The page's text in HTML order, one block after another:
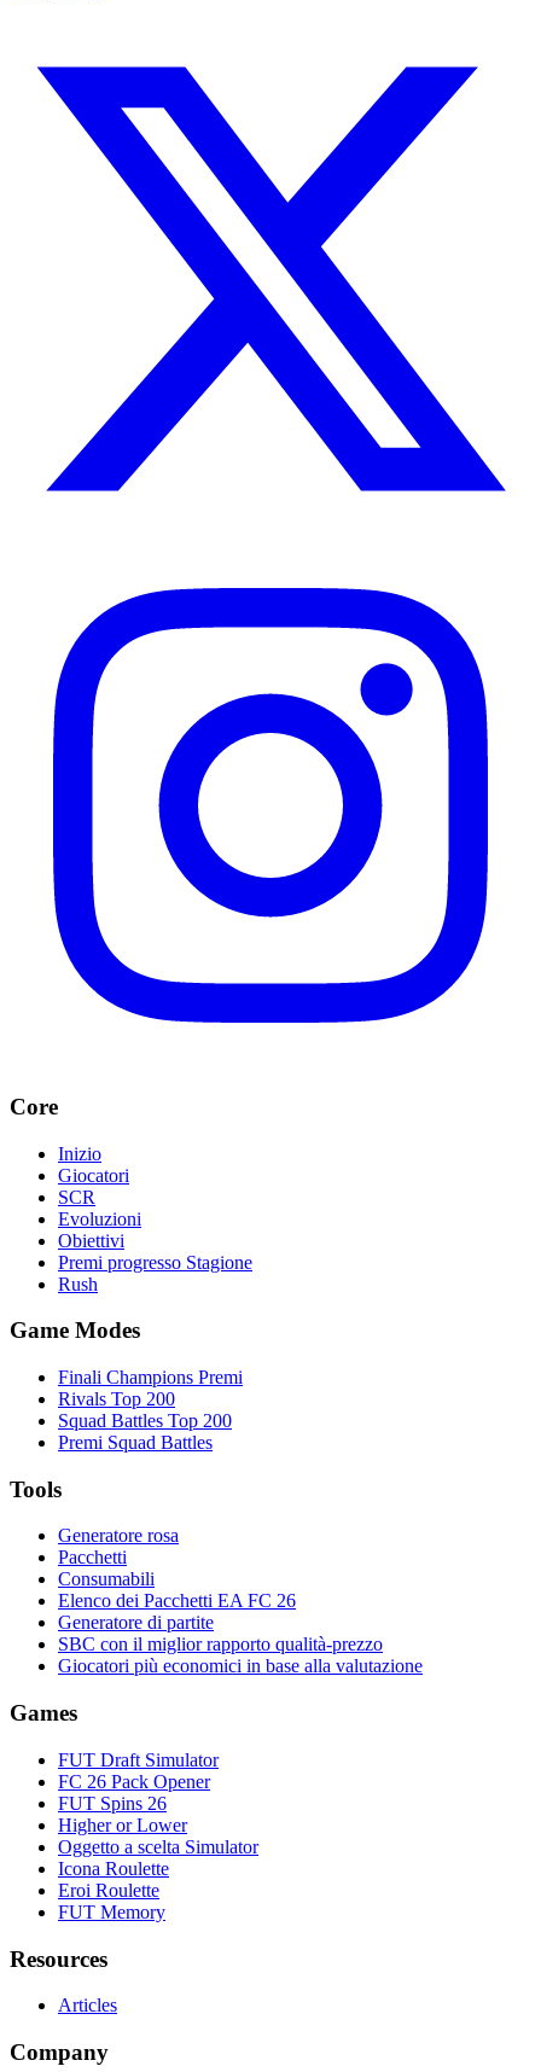
Core
Inizio
Giocatori
SCR
Evoluzioni
Obiettivi
Premi progresso Stagione
Rush
Game Modes
Finali Champions Premi
Rivals Top 200
Squad Battles Top 200
Premi Squad Battles
Tools
Generatore rosa
Pacchetti
Consumabili
Elenco dei Pacchetti EA FC 26
Generatore di partite
SBC con il miglior rapporto qualità-prezzo
Giocatori più economici in base alla valutazione
Games
FUT Draft Simulator
FC 26 Pack Opener
FUT Spins 26
Higher or Lower
Oggetto a scelta Simulator
Icona Roulette
Eroi Roulette
FUT Memory
Resources
Articles
Company